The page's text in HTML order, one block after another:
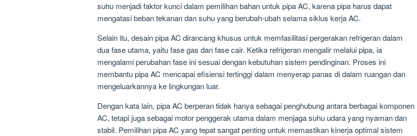
suhu menjadi faktor kunci dalam pemilihan bahan untuk pipa AC, karena pipa harus dapat
mengatasi beban tekanan dan suhu yang berubah-ubah selama siklus kerja AC.
Selain itu, desain pipa AC dirancang khusus untuk memfasilitasi pergerakan refrigeran dalam
dua fase utama, yaitu fase gas dan fase cair. Ketika refrigeran mengalir melalui pipa, ia
mengalami perubahan fase ini sesuai dengan kebutuhan sistem pendinginan. Proses ini
membantu pipa AC mencapai efisiensi tertinggi dalam menyerap panas di dalam ruangan dan
mengeluarkannya ke lingkungan luar.
Dengan kata lain, pipa AC berperan tidak hanya sebagai penghubung antara berbagai komponen
AC, tetapi juga sebagai motor penggerak utama dalam menjaga suhu udara yang nyaman dan
stabil. Pemilihan pipa AC yang tepat sangat penting untuk memastikan kinerja optimal sistem